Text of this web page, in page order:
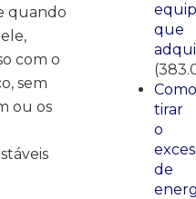
quando
com o
sem
ou os
que
Como
tirar
o
de